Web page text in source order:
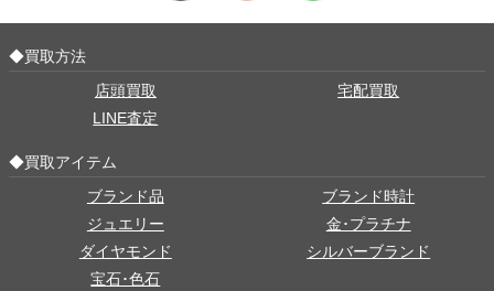
◆買取方法
店頭買取
宅配買取
LINE査定
◆買取アイテム
ブランド品
ブランド時計
ジュエリー
金･プラチナ
ダイヤモンド
シルバーブランド
宝石･色石